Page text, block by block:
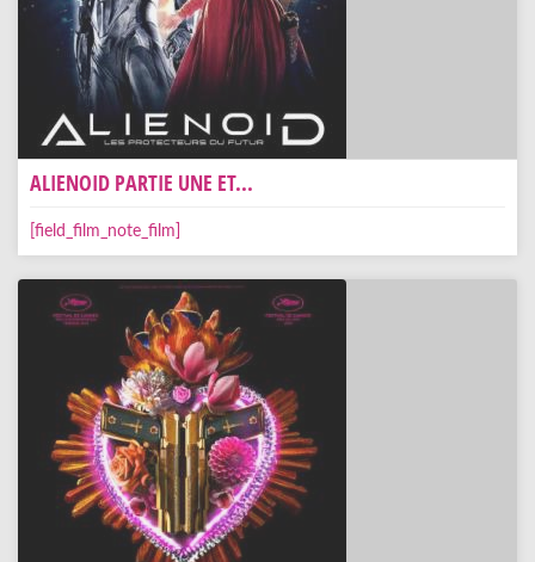
ALIENOID PARTIE UNE ET...
[field_film_note_film]